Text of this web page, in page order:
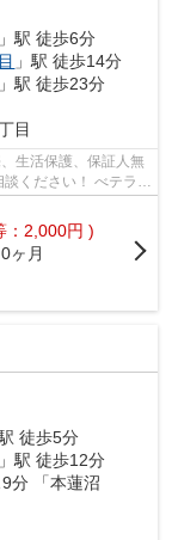
」駅 徒歩6分
」駅 徒歩14分
」駅 徒歩23分
目
生活保護、保証人無
ください！ べテラン
：2,000円 )
0ヶ月
徒歩5分
」駅 徒歩12分
9分 「本蓮沼